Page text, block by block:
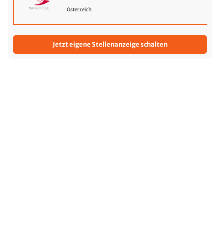
Österreich
Jetzt eigene Stellenanzeige schalten